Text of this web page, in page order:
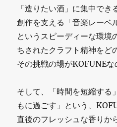
「造りたい酒」に集中でき
創作を支える「音楽レーベ
というスピーディーな環境
ちされたクラフト精神をど
その挑戦の場がKOFUNEな
そして、「時間を短縮する
もに過ごす」という、
直後のフレッシュな香りか